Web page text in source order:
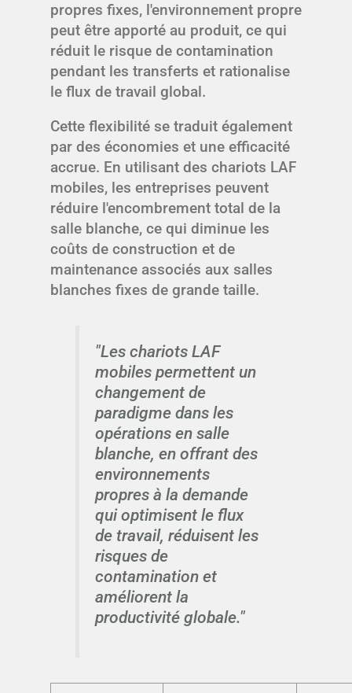
propres fixes, l'environnement propre
peut être apporté au produit, ce qui
réduit le risque de contamination
pendant les transferts et rationalise
le flux de travail global.
Cette flexibilité se traduit également
par des économies et une efficacité
accrue. En utilisant des chariots LAF
mobiles, les entreprises peuvent
réduire l'encombrement total de la
salle blanche, ce qui diminue les
coûts de construction et de
maintenance associés aux salles
blanches fixes de grande taille.
"Les chariots LAF
mobiles permettent un
changement de
paradigme dans les
opérations en salle
blanche, en offrant des
environnements
propres à la demande
qui optimisent le flux
de travail, réduisent les
risques de
contamination et
améliorent la
productivité globale."